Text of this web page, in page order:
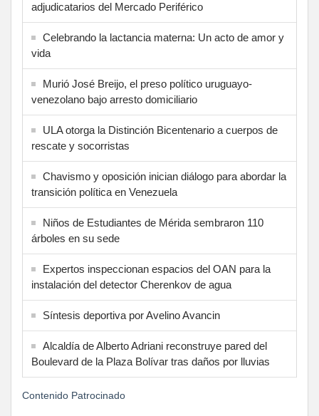
adjudicatarios del Mercado Periférico
Celebrando la lactancia materna: Un acto de amor y
vida
Murió José Breijo, el preso político uruguayo-
venezolano bajo arresto domiciliario
ULA otorga la Distinción Bicentenario a cuerpos de
rescate y socorristas
Chavismo y oposición inician diálogo para abordar la
transición política en Venezuela
Niños de Estudiantes de Mérida sembraron 110
árboles en su sede
Expertos inspeccionan espacios del OAN para la
instalación del detector Cherenkov de agua
Síntesis deportiva por Avelino Avancin
Alcaldía de Alberto Adriani reconstruye pared del
Boulevard de la Plaza Bolívar tras daños por lluvias
Contenido Patrocinado